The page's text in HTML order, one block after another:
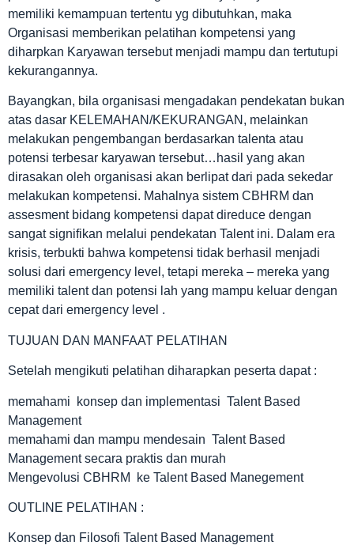
memiliki kemampuan tertentu yg dibutuhkan, maka
Organisasi memberikan pelatihan kompetensi yang
diharpkan Karyawan tersebut menjadi mampu dan tertutupi
kekurangannya.
Bayangkan, bila organisasi mengadakan pendekatan bukan
atas dasar KELEMAHAN/KEKURANGAN, melainkan
melakukan pengembangan berdasarkan talenta atau
potensi terbesar karyawan tersebut…hasil yang akan
dirasakan oleh organisasi akan berlipat dari pada sekedar
melakukan kompetensi. Mahalnya sistem CBHRM dan
assesment bidang kompetensi dapat direduce dengan
sangat signifikan melalui pendekatan Talent ini. Dalam era
krisis, terbukti bahwa kompetensi tidak berhasil menjadi
solusi dari emergency level, tetapi mereka – mereka yang
memiliki talent dan potensi lah yang mampu keluar dengan
cepat dari emergency level .
TUJUAN DAN MANFAAT PELATIHAN
Setelah mengikuti pelatihan diharapkan peserta dapat :
memahami konsep dan implementasi Talent Based
Management
memahami dan mampu mendesain Talent Based
Management secara praktis dan murah
Mengevolusi CBHRM ke Talent Based Manegement
OUTLINE PELATIHAN :
Konsep dan Filosofi Talent Based Management